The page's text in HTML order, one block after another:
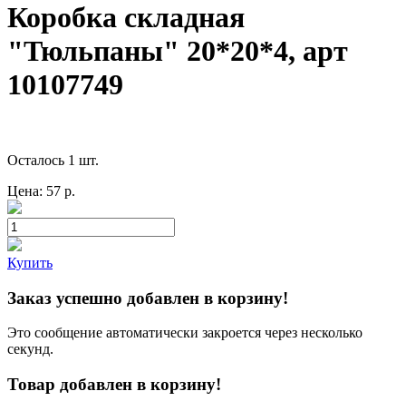
Коробка складная
"Тюльпаны" 20*20*4, арт
10107749
Осталось 1 шт.
Цена: 57 р.
Купить
Заказ успешно добавлен в корзину!
Это сообщение автоматически закроется через несколько
секунд.
Товар добавлен в корзину!